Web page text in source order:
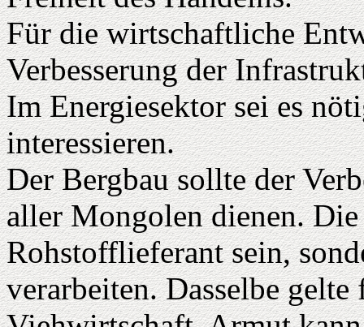
Für die wirtschaftliche
Verbesserung der
Im Energiesektor sei es
interessieren.
Der Bergbau sollte der
aller Mongolen dienen.
Rohstofflieferant sein,
verarbeiten. Dasselbe